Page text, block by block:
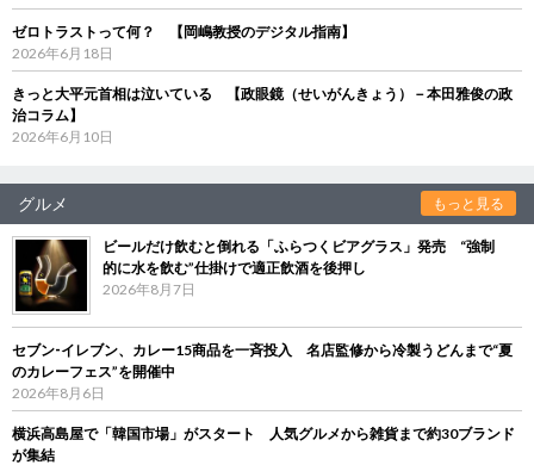
ゼロトラストって何？ 【岡嶋教授のデジタル指南】
2026年6月18日
きっと大平元首相は泣いている 【政眼鏡（せいがんきょう）－本田雅俊の政
治コラム】
2026年6月10日
グルメ もっと見る
ビールだけ飲むと倒れる「ふらつくビアグラス」発売 “強制
的に水を飲む”仕掛けで適正飲酒を後押し
2026年8月7日
セブン‐イレブン、カレー15商品を一斉投入 名店監修から冷製うどんまで“夏
のカレーフェス”を開催中
2026年8月6日
横浜高島屋で「韓国市場」がスタート 人気グルメから雑貨まで約30ブランド
が集結